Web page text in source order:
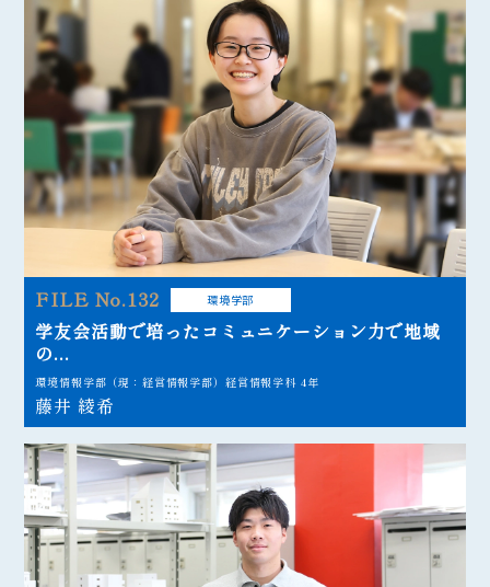
FILE No.132 環境学部
学友会活動で培ったコミュニケーション力で地域
の...
環境情報学部（現：経営情報学部）経営情報学科 4年
藤井 綾希